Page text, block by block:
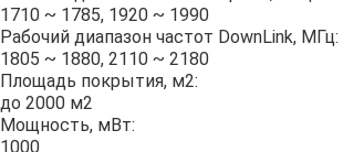
1710 ~ 1785, 1920 ~ 1990
Рабочий диапазон частот DownLink, МГц:
1805 ~ 1880, 2110 ~ 2180
Площадь покрытия, м2:
до 2000 м2
Мощность, мВт:
1000